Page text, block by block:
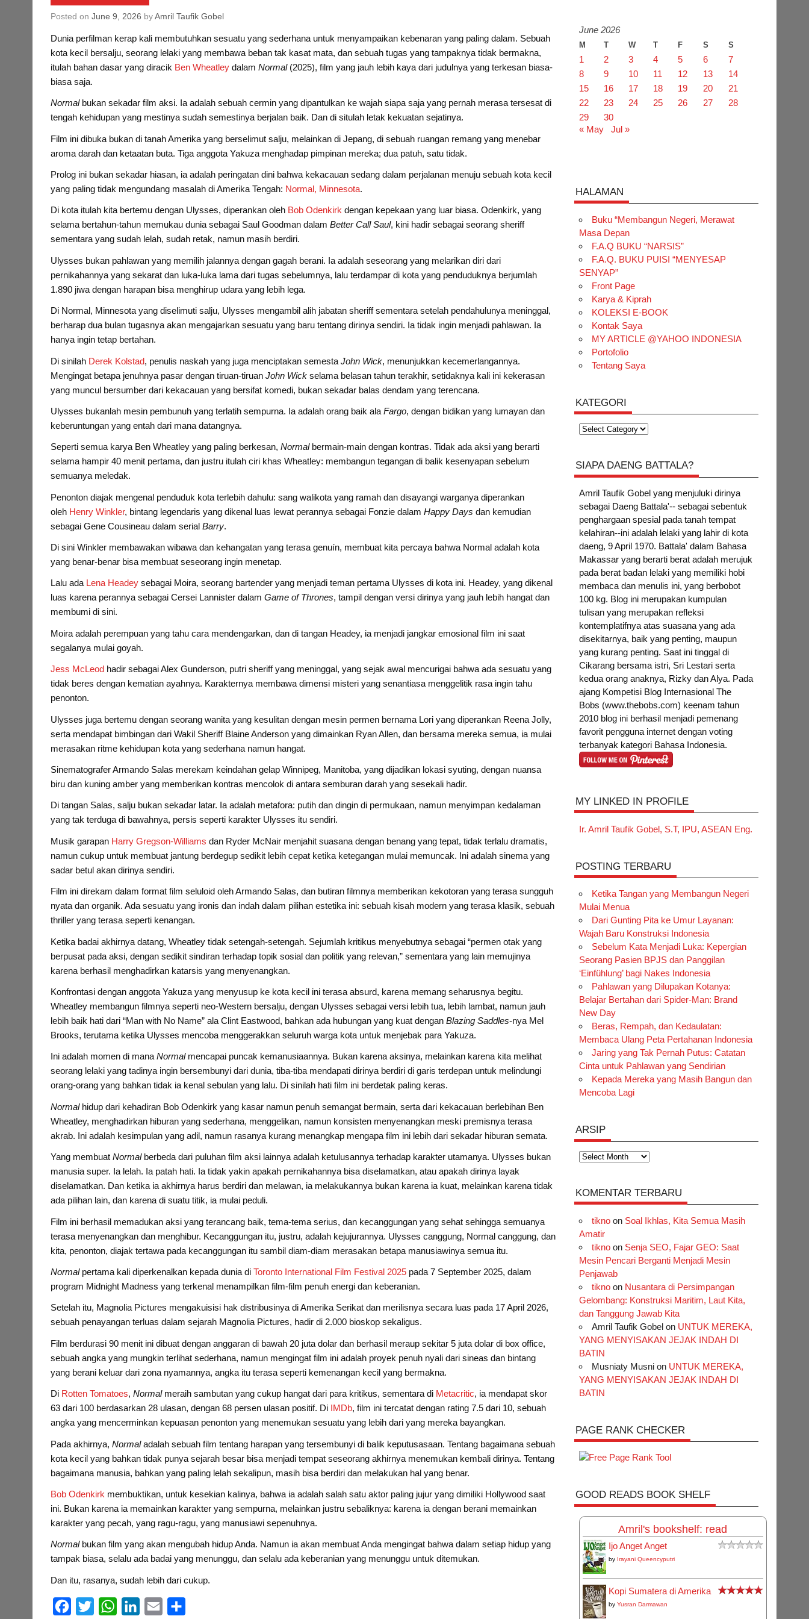
Posted onJune 9, 2026 byAmril Taufik Gobel
Dunia perfilman kerap kali membutuhkan sesuatu yang sederhana untuk menyampaikan kebenaran yang paling dalam. Sebuah
kota kecil bersalju, seorang lelaki yang membawa beban tak kasat mata, dan sebuah tugas yang tampaknya tidak bermakna,
itulah bahan dasar yang diracik Ben Wheatley dalamNormal(2025), film yang jauh lebih kaya dari judulnya yang terkesan biasa-
biasa saja.
Normalbukan sekadar film aksi. Ia adalah sebuah cermin yang dipantulkan ke wajah siapa saja yang pernah merasa tersesat di
tengah kehidupan yang mestinya sudah semestinya berjalan baik. Dan di situlah letak kekuatan sejatinya.
Film ini dibuka bukan di tanah Amerika yang berselimut salju, melainkan di Jepang, di sebuah ruangan remang yang menebar
aroma darah dan ketaatan buta. Tiga anggota Yakuza menghadap pimpinan mereka; dua patuh, satu tidak.
Prolog ini bukan sekadar hiasan, ia adalah peringatan dini bahwa kekacauan sedang dalam perjalanan menuju sebuah kota kecil
yang paling tidak mengundang masalah di Amerika Tengah: Normal, Minnesota.
Di kota itulah kita bertemu dengan Ulysses, diperankan oleh Bob Odenkirk dengan kepekaan yang luar biasa. Odenkirk, yang
selama bertahun-tahun memukau dunia sebagai Saul Goodman dalamBetter Call Saul, kini hadir sebagai seorang sheriff
sementara yang sudah lelah, sudah retak, namun masih berdiri.
Ulysses bukan pahlawan yang memilih jalannya dengan gagah berani. Ia adalah seseorang yang melarikan diri dari
pernikahannya yang sekarat dan luka-luka lama dari tugas sebelumnya, lalu terdampar di kota yang penduduknya berjumlah
1.890 jiwa dengan harapan bisa menghirup udara yang lebih lega.
Di Normal, Minnesota yang diselimuti salju, Ulysses mengambil alih jabatan sheriff sementara setelah pendahulunya meninggal,
berharap dua bulan tugasnya akan mengajarkan sesuatu yang baru tentang dirinya sendiri. Ia tidak ingin menjadi pahlawan. Ia
hanya ingin tetap bertahan.
Di sinilah Derek Kolstad, penulis naskah yang juga menciptakan semestaJohn Wick, menunjukkan kecemerlangannya.
Mengingat betapa jenuhnya pasar dengan tiruan-tiruanJohn Wick selama belasan tahun terakhir, setidaknya kali ini kekerasan
yang muncul bersumber dari kekacauan yang bersifat komedi, bukan sekadar balas dendam yang terencana.
Ulysses bukanlah mesin pembunuh yang terlatih sempurna. Ia adalah orang baik alaFargo, dengan bidikan yang lumayan dan
keberuntungan yang entah dari mana datangnya.
Seperti semua karya Ben Wheatley yang paling berkesan,Normalbermain-main dengan kontras. Tidak ada aksi yang berarti
selama hampir 40 menit pertama, dan justru itulah ciri khas Wheatley: membangun tegangan di balik kesenyapan sebelum
semuanya meledak.
Penonton diajak mengenal penduduk kota terlebih dahulu: sang walikota yang ramah dan disayangi warganya diperankan
oleh Henry Winkler, bintang legendaris yang dikenal luas lewat perannya sebagai Fonzie dalamHappy Days dan kemudian
sebagai Gene Cousineau dalam serialBarry.
Di sini Winkler membawakan wibawa dan kehangatan yang terasa genuín, membuat kita percaya bahwa Normal adalah kota
yang benar-benar bisa membuat seseorang ingin menetap.
Lalu ada Lena Headey sebagai Moira, seorang bartender yang menjadi teman pertama Ulysses di kota ini. Headey, yang dikenal
luas karena perannya sebagai Cersei Lannister dalamGame of Thrones, tampil dengan versi dirinya yang jauh lebih hangat dan
membumi di sini.
Moira adalah perempuan yang tahu cara mendengarkan, dan di tangan Headey, ia menjadi jangkar emosional film ini saat
segalanya mulai goyah.
Jess McLeod hadir sebagai Alex Gunderson, putri sheriff yang meninggal, yang sejak awal mencurigai bahwa ada sesuatu yang
tidak beres dengan kematian ayahnya. Karakternya membawa dimensi misteri yang senantiasa menggelitik rasa ingin tahu
penonton.
Ulysses juga bertemu dengan seorang wanita yang kesulitan dengan mesin permen bernama Lori yang diperankan Reena Jolly,
serta mendapat bimbingan dari Wakil Sheriff Blaine Anderson yang dimainkan Ryan Allen, dan bersama mereka semua, ia mulai
merasakan ritme kehidupan kota yang sederhana namun hangat.
Sinematografer Armando Salas merekam keindahan gelap Winnipeg, Manitoba, yang dijadikan lokasi syuting, dengan nuansa
biru dan kuning amber yang memberikan kontras mencolok di antara semburan darah yang sesekali hadir.
Di tangan Salas, salju bukan sekadar latar. Ia adalah metafora: putih dan dingin di permukaan, namun menyimpan kedalaman
yang tak terduga di bawahnya, persis seperti karakter Ulysses itu sendiri.
Musik garapan Harry Gregson-Williams dan Ryder McNair menjahit suasana dengan benang yang tepat, tidak terlalu dramatis,
namun cukup untuk membuat jantung berdegup sedikit lebih cepat ketika ketegangan mulai memuncak. Ini adalah sinema yang
sadar betul akan dirinya sendiri.
Film ini direkam dalam format film seluloid oleh Armando Salas, dan butiran filmnya memberikan kekotoran yang terasa sungguh
nyata dan organik. Ada sesuatu yang ironis dan indah dalam pilihan estetika ini: sebuah kisah modern yang terasa klasik, sebuah
thriller yang terasa seperti kenangan.
Ketika badai akhirnya datang, Wheatley tidak setengah-setengah. Sejumlah kritikus menyebutnya sebagai “permen otak yang
berpusat pada aksi, dengan sedikit sindiran terhadap topik sosial dan politik yang relevan,” sementara yang lain memujinya
karena berhasil menghadirkan katarsis yang menyenangkan.
Konfrontasi dengan anggota Yakuza yang menyusup ke kota kecil ini terasa absurd, karena memang seharusnya begitu.
Wheatley membangun filmnya seperti neo-Western bersalju, dengan Ulysses sebagai versi lebih tua, lebih lambat, namun jauh
lebih baik hati dari “Man with No Name” ala Clint Eastwood, bahkan ada hubungan yang kuat denganBlazing Saddles-nya Mel
Brooks, terutama ketika Ulysses mencoba menggerakkan seluruh warga kota untuk menjebak para Yakuza.
Ini adalah momen di manaNormalmencapai puncak kemanusiaannya. Bukan karena aksinya, melainkan karena kita melihat
seorang lelaki yang tadinya ingin bersembunyi dari dunia, tiba-tiba mendapati dirinya berdiri di garis terdepan untuk melindungi
orang-orang yang bahkan tidak ia kenal sebulan yang lalu. Di sinilah hati film ini berdetak paling keras.
Normalhidup dari kehadiran Bob Odenkirk yang kasar namun penuh semangat bermain, serta dari kekacauan berlebihan Ben
Wheatley, menghadirkan hiburan yang sederhana, menggelikan, namun konsisten menyenangkan meski premisnya terasa
akrab. Ini adalah kesimpulan yang adil, namun rasanya kurang menangkap mengapa film ini lebih dari sekadar hiburan semata.
Yang membuatNormalberbeda dari puluhan film aksi lainnya adalah ketulusannya terhadap karakter utamanya. Ulysses bukan
manusia super. Ia lelah. Ia patah hati. Ia tidak yakin apakah pernikahannya bisa diselamatkan, atau apakah dirinya layak
diselamatkan. Dan ketika ia akhirnya harus berdiri dan melawan, ia melakukannya bukan karena ia kuat, melainkan karena tidak
ada pilihan lain, dan karena di suatu titik, ia mulai peduli.
Film ini berhasil memadukan aksi yang terancang baik, tema-tema serius, dan kecanggungan yang sehat sehingga semuanya
terasa menyenangkan dan menghibur. Kecanggungan itu, justru, adalah kejujurannya. Ulysses canggung, Normal canggung, dan
kita, penonton, diajak tertawa pada kecanggungan itu sambil diam-diam merasakan betapa manusiawinya semua itu.
Normalpertama kali diperkenalkan kepada dunia diToronto International Film Festival 2025 pada 7 September 2025, dalam
program Midnight Madness yang terkenal menampilkan film-film penuh energi dan keberanian.
Setelah itu, Magnolia Pictures mengakuisisi hak distribusinya di Amerika Serikat dan merilisnya secara luas pada 17 April 2026,
sebuah penayangan terluas dalam sejarah Magnolia Pictures, hadir di 2.000 bioskop sekaligus.
Film berdurasi 90 menit ini dibuat dengan anggaran di bawah 20 juta dolar dan berhasil meraup sekitar 5 juta dolar di box office,
sebuah angka yang mungkin terlihat sederhana, namun mengingat film ini adalah proyek penuh nyali dari sineas dan bintang
yang berani keluar dari zona nyamannya, angka itu terasa seperti kemenangan kecil yang bermakna.
Di Rotten Tomatoes,Normalmeraih sambutan yang cukup hangat dari para kritikus, sementara di Metacritic, ia mendapat skor
63 dari 100 berdasarkan 28 ulasan, dengan 68 persen ulasan positif. Di IMDb, film ini tercatat dengan rating 7.5 dari 10, sebuah
angka yang mencerminkan kepuasan penonton yang menemukan sesuatu yang lebih dari yang mereka bayangkan.
Pada akhirnya,Normaladalah sebuah film tentang harapan yang tersembunyi di balik keputusasaan. Tentang bagaimana sebuah
kota kecil yang bahkan tidak punya sejarah besar bisa menjadi tempat seseorang akhirnya menemukan kembali dirinya. Tentang
bagaimana manusia, bahkan yang paling lelah sekalipun, masih bisa berdiri dan melakukan hal yang benar.
Bob Odenkirk membuktikan, untuk kesekian kalinya, bahwa ia adalah salah satu aktor paling jujur yang dimiliki Hollywood saat
ini. Bukan karena ia memainkan karakter yang sempurna, melainkan justru sebaliknya: karena ia dengan berani memainkan
karakter yang pecah, yang ragu-ragu, yang manusiawi sepenuhnya.
Normalbukan film yang akan mengubah hidup Anda. Namun ia akan membuat Anda mengingat bahwa dalam setiap hidup yang
tampak biasa, selalu ada badai yang menunggu, dan selalu ada keberanian yang menunggu untuk ditemukan.
Dan itu, rasanya, sudah lebih dari cukup.
W
June 2026
M T W T F S S
1 2 3 4 5 6
7
8
9 10 11 12 13
14
15
16 17 18 19 20
21
22
23 24 25 26 27
28
29
30
« May
Jul »
HALAMAN
Buku “Membangun Negeri, Merawat
Masa Depan
F.A.Q BUKU “NARSIS”
F.A.Q. BUKU PUISI “MENYESAP
SENYAP”
Front Page
Karya & Kiprah
KOLEKSI E-BOOK
Kontak Saya
MY ARTICLE @YAHOO INDONESIA
Portofolio
Tentang Saya
KATEGORI
Kategori
SIAPA DAENG BATTALA?
Amril Taufik Gobel yang menjuluki dirinya
sebagai Daeng Battala'-- sebagai sebentuk
penghargaan spesial pada tanah tempat
kelahiran--ini adalah lelaki yang lahir di kota
daeng, 9 April 1970. Battala' dalam Bahasa
Makassar yang berarti berat adalah merujuk
pada berat badan lelaki yang memiliki hobi
membaca dan menulis ini, yang berbobot
100 kg. Blog ini merupakan kumpulan
tulisan yang merupakan refleksi
kontemplatifnya atas suasana yang ada
disekitarnya, baik yang penting, maupun
yang kurang penting. Saat ini tinggal di
Cikarang bersama istri, Sri Lestari serta
kedua orang anaknya, Rizky dan Alya. Pada
ajang Kompetisi Blog Internasional The
Bobs (www.thebobs.com) keenam tahun
2010 blog ini berhasil menjadi pemenang
favorit pengguna internet dengan voting
terbanyak kategori Bahasa Indonesia.
MY LINKED IN PROFILE
Ir. Amril Taufik Gobel, S.T, IPU, ASEAN Eng.
POSTING TERBARU
Ketika Tangan yang Membangun Negeri
Mulai Menua
Dari Gunting Pita ke Umur Layanan:
Wajah Baru Konstruksi Indonesia
Sebelum Kata Menjadi Luka: Kepergian
Seorang Pasien BPJS dan Panggilan
‘Einfühlung’ bagi Nakes Indonesia
Pahlawan yang Dilupakan Kotanya:
Belajar Bertahan dari Spider-Man: Brand
New Day
Beras, Rempah, dan Kedaulatan:
Membaca Ulang Peta Pertahanan Indonesia
Jaring yang Tak Pernah Putus: Catatan
Cinta untuk Pahlawan yang Sendirian
Kepada Mereka yang Masih Bangun dan
Mencoba Lagi
ARSIP
Arsip
KOMENTAR TERBARU
tiknoon Soal Ikhlas, Kita Semua Masih
Amatir
tiknoon Senja SEO, Fajar GEO: Saat
Mesin Pencari Berganti Menjadi Mesin
Penjawab
tiknoon Nusantara di Persimpangan
Gelombang: Konstruksi Maritim, Laut Kita,
dan Tanggung Jawab Kita
Amril Taufik Gobelon UNTUK MEREKA,
YANG MENYISAKAN JEJAK INDAH DI
BATIN
Musniaty Musnion UNTUK MEREKA,
YANG MENYISAKAN JEJAK INDAH DI
BATIN
PAGE RANK CHECKER
GOOD READS BOOK SHELF
Amril's bookshelf: read
Ijo Anget Anget
by Irayani Queencyputri
Kopi Sumatera di Amerika
by Yusran Darmawan